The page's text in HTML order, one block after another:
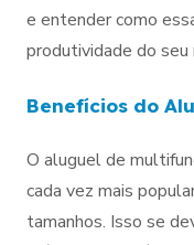
e entender como
produtividade do seu
Benefícios do
O aluguel de
cada vez mais
tamanhos. Isso se